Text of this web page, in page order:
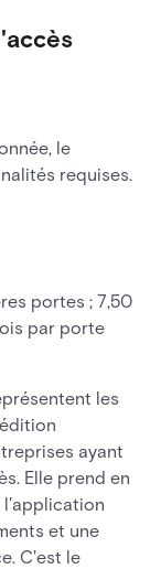
le
requises.
portes ; 7,50
par porte
les
ayant
Elle prend en
l'application
et une
C'est le